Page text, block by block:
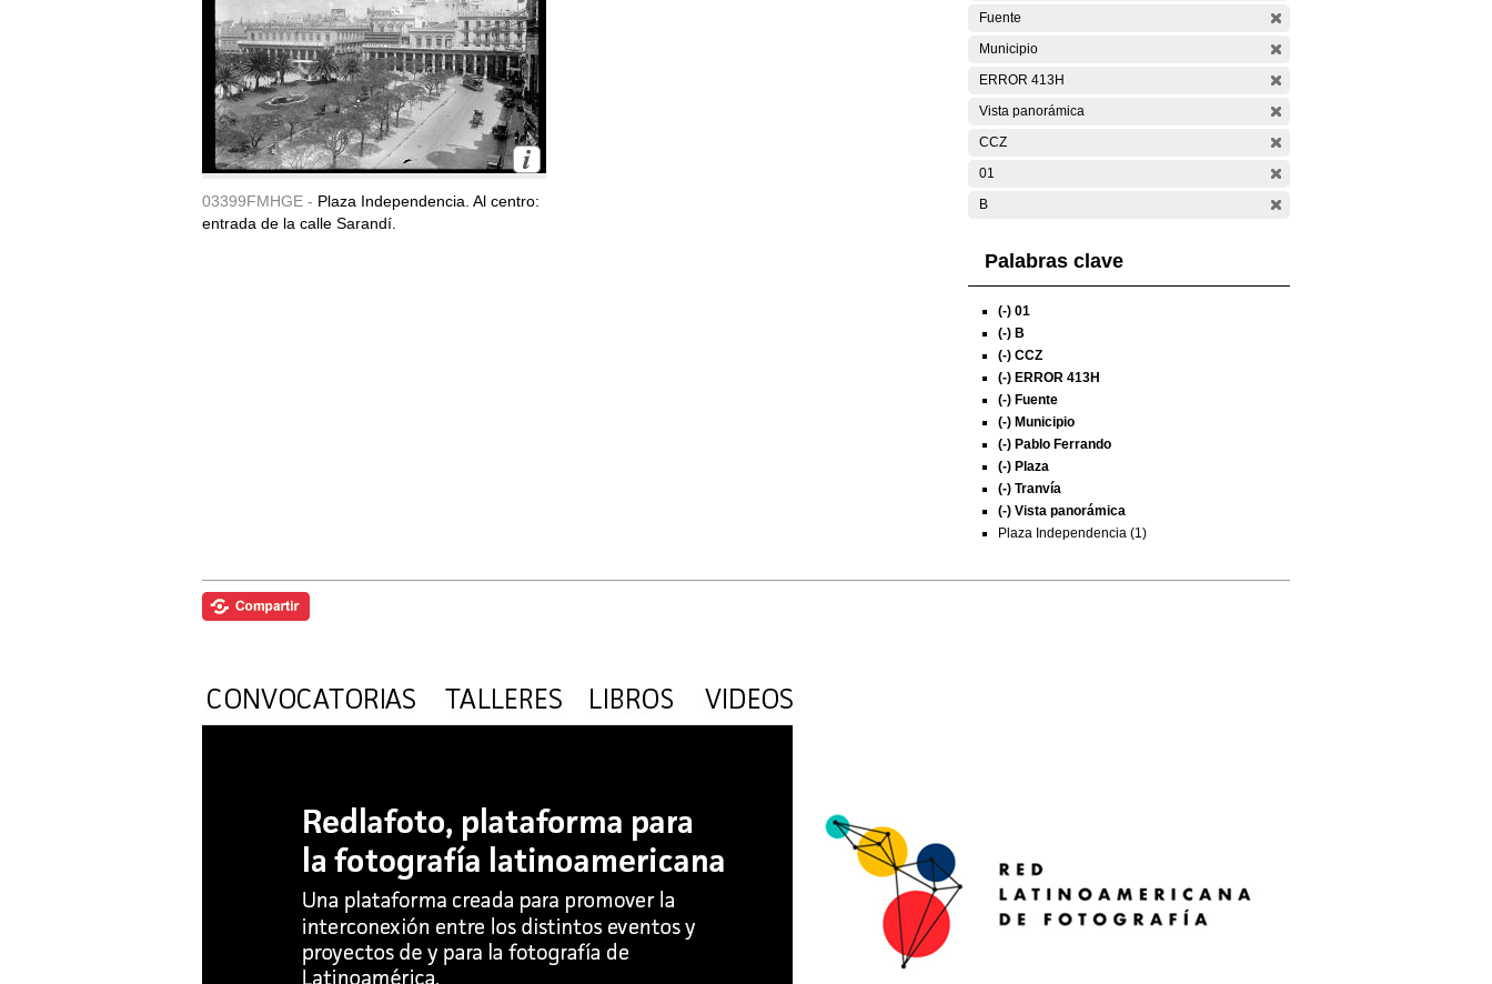
03399FMHGE - Plaza Independencia. Al centro:
entrada de la calle Sarandí.
Fuente
Municipio
ERROR 413H
Vista panorámica
CCZ
01
B
Palabras clave
(-) 01
(-) B
(-) CCZ
(-) ERROR 413H
(-) Fuente
(-) Municipio
(-) Pablo Ferrando
(-) Plaza
(-) Tranvía
(-) Vista panorámica
Plaza Independencia (1)